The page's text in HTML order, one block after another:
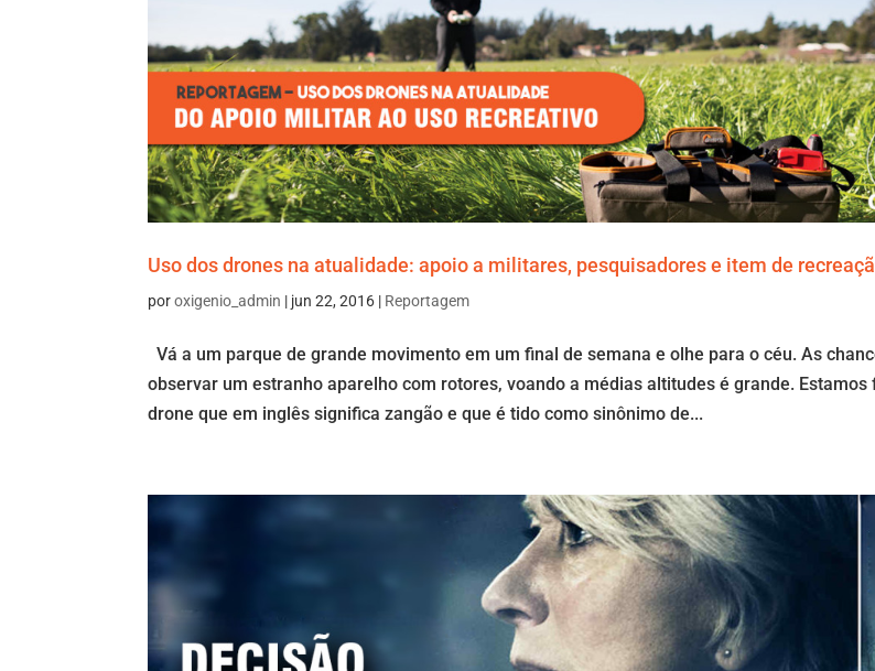
Uso dos drones na atualidade: apoio a militares, pesquisadores e item de
poroxigenio_admin | jun 22, 2016 | Reportagem
Vá a um parque de grande movimento em um final de semana e olhe para o céu. As
observar um estranho aparelho com rotores, voando a médias altitudes é grande. Estamos
drone que em inglês significa zangão e que é tido como sinônimo de...